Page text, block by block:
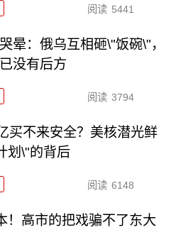
阅读 5441
晕：俄乌互相砸\"饭碗\"，
没有后方
阅读 3794
买不来安全？美核潜光鲜
划\"的背后
阅读 6148
！高市的把戏骗不了东大